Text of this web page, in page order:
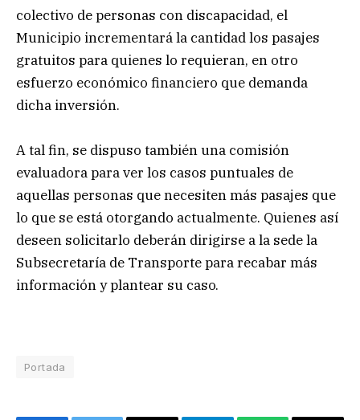
colectivo de personas con discapacidad, el
Municipio incrementará la cantidad los pasajes
gratuitos para quienes lo requieran, en otro
esfuerzo económico financiero que demanda
dicha inversión.
A tal fin, se dispuso también una comisión
evaluadora para ver los casos puntuales de
aquellas personas que necesiten más pasajes que
lo que se está otorgando actualmente. Quienes así
deseen solicitarlo deberán dirigirse a la sede la
Subsecretaría de Transporte para recabar más
información y plantear su caso.
Portada